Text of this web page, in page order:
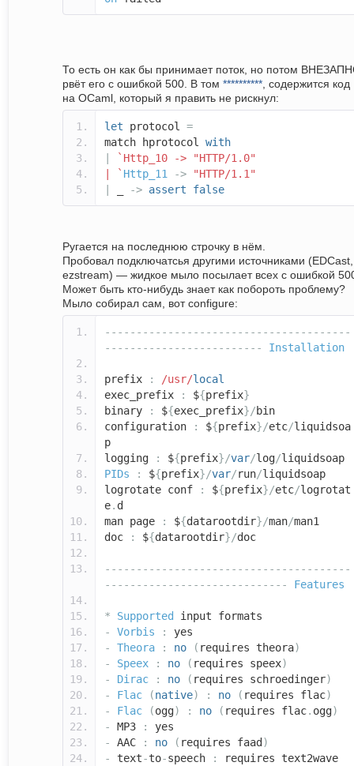
То есть он как бы принимает поток, но потом
рвёт его с ошибкой 500. В том **********, содержится код
на OCaml, который я править не рискнул:
let protocol =
match hprotocol with
`Http_10 -> "HTTP/1.0"
| ` Http_11 ->
"HTTP/1.1"
-> assert false
Ругается на последнюю строчку в нём.
Пробовал подключатсья другими источниками (EDCast,
ezstream) — жидкое мыло посылает всех с ошибкой
Может быть кто-нибудь знает как побороть проблему?
Мыло собирал сам, вот configure:
---------------------------------------
-------------------------
Installation
prefix : /usr/local
exec_prefix
: ${prefix}
binary
: ${exec_prefix}/bin
configuration
: ${prefix}/etc/liquidsoa
p
logging
: ${prefix}/var/log/liquidsoap
PIDs
: ${prefix}/var/run/liquidsoap
logrotate conf
: ${prefix}/etc/logrotat
e. d
man page
: ${datarootdir}/man/man1
doc
: ${datarootdir}/doc
---------------------------------------
-----------------------------
Features
* Supported
input formats
-
Vorbis :
yes
-
Theora : no ( requires theora)
-
Speex : no ( requires speex)
-
Dirac : no ( requires schroedinger)
-
Flac (native) : no ( requires flac)
-
Flac (ogg) : no ( requires flac. ogg)
-
MP3 :
yes
-
AAC : no ( requires faad )
-
text-to-speech :
requires text2wave